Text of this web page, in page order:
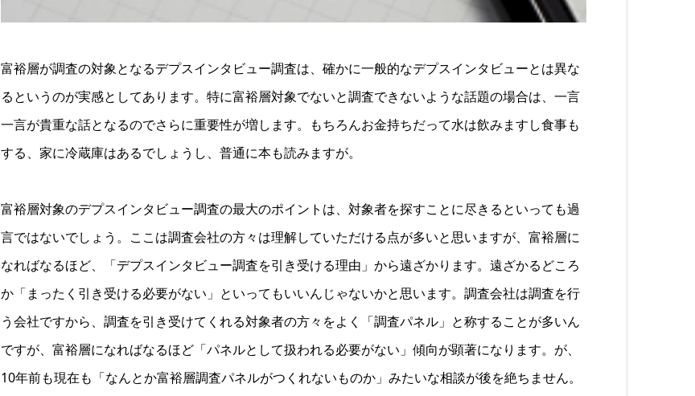
富裕層が調査の対象となるデプスインタビュー調査は、確かに一般的なデプスインタビューとは異な
るというのが実感としてあります。特に富裕層対象でないと調査できないような話題の場合は、一言
一言が貴重な話となるのでさらに重要性が増します。もちろんお金持ちだって水は飲みますし食事も
する、家に冷蔵庫はあるでしょうし、普通に本も読みますが。
富裕層対象のデプスインタビュー調査の最大のポイントは、対象者を探すことに尽きるといっても過
言ではないでしょう。ここは調査会社の方々は理解していただける点が多いと思いますが、富裕層に
なればなるほど、「デプスインタビュー調査を引き受ける理由」から遠ざかります。遠ざかるどころ
か「まったく引き受ける必要がない」といってもいいんじゃないかと思います。調査会社は調査を行
う会社ですから、調査を引き受けてくれる対象者の方々をよく「調査パネル」と称することが多いん
ですが、富裕層になればなるほど「パネルとして扱われる必要がない」傾向が顕著になります。が、
10年前も現在も「なんとか富裕層調査パネルがつくれないものか」みたいな相談が後を絶ちません。